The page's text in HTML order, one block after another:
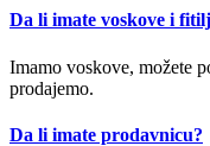
Da li imate voskove i
Imamo voskove, možete
prodajemo.
Da li imate prodavnicu?